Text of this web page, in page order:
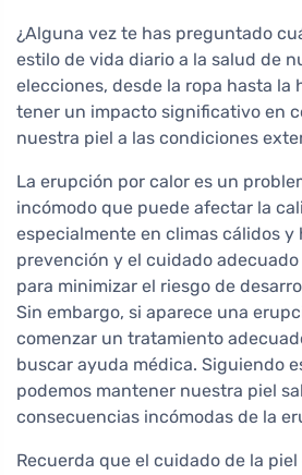
¿Alguna vez te has preguntado
estilo de vida diario a la salud de
elecciones, desde la ropa hasta la
tener un impacto significativo en
nuestra piel a las condiciones
La erupción por calor es un
incómodo que puede afectar la
especialmente en climas cálidos y
prevención y el cuidado
para minimizar el riesgo de
Sin embargo, si aparece una
comenzar un tratamiento
buscar ayuda médica. Siguiendo
podemos mantener nuestra piel
consecuencias incómodas de la
Recuerda que el cuidado de la